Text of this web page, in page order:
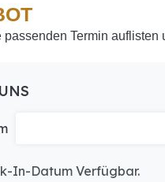
Termin auflisten
In-Datum Verfügbar.